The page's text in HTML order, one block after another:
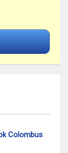
Colombus